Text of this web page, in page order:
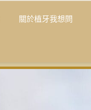
關於植牙我想問